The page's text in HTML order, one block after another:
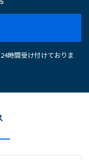
時間受け付けておりま